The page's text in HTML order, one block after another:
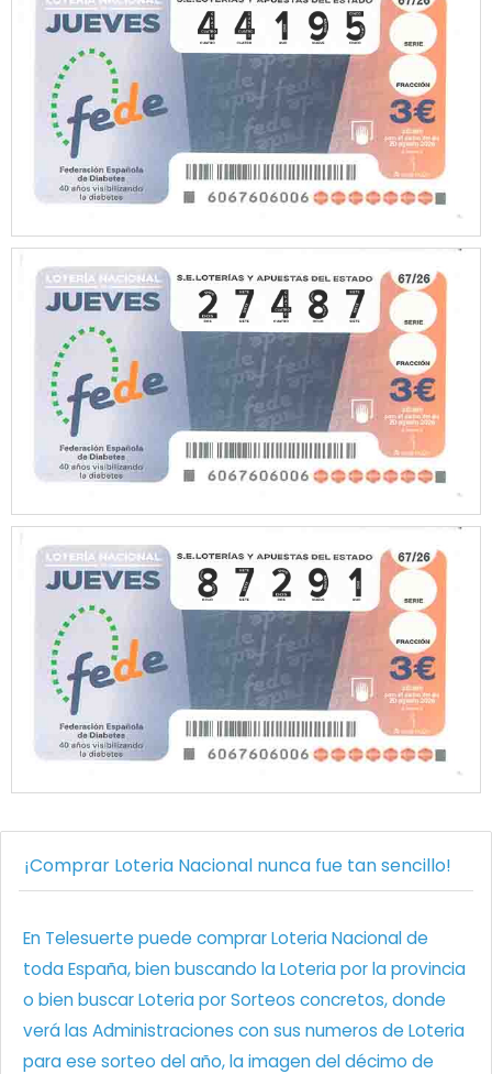
¡Comprar Loteria Nacional nunca fue tan sencillo!
En Telesuerte puede comprar Loteria Nacional de
toda España, bien buscando la Loteria por la provincia
o bien buscar Loteria por Sorteos concretos, donde
verá las Administraciones con sus numeros de Loteria
para ese sorteo del año, la imagen del décimo de